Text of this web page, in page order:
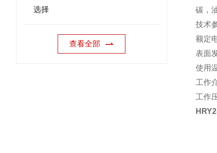
选择
查看全部
碳，
技术
额定
表面
使用
工作
工作